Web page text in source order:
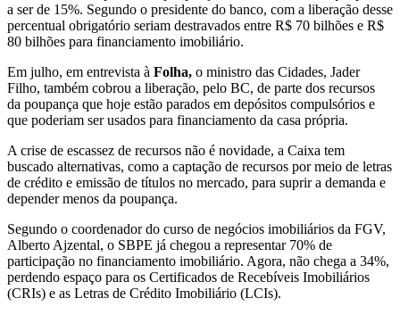
a ser de 15%. Segundo o presidente do banco, com a liberação desse
percentual obrigatório seriam destravados entre R$ 70 bilhões e R$
80 bilhões para financiamento imobiliário.
Em julho, em entrevista à Folha, o ministro das Cidades, Jader
Filho, também cobrou a liberação, pelo BC, de parte dos recursos
da poupança que hoje estão parados em depósitos compulsórios e
que poderiam ser usados para financiamento da casa própria.
A crise de escassez de recursos não é novidade, a Caixa tem
buscado alternativas, como a captação de recursos por meio de letras
de crédito e emissão de títulos no mercado, para suprir a demanda e
depender menos da poupança.
Segundo o coordenador do curso de negócios imobiliários da FGV,
Alberto Ajzental, o SBPE já chegou a representar 70% de
participação no financiamento imobiliário. Agora, não chega a 34%,
perdendo espaço para os Certificados de Recebíveis Imobiliários
(CRIs) e as Letras de Crédito Imobiliário (LCIs).